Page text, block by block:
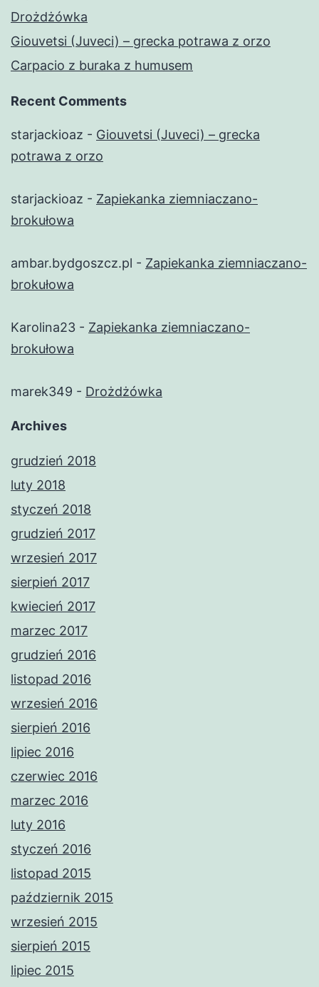
Drożdżówka
Giouvetsi (Juveci) – grecka potrawa z orzo
Carpacio z buraka z humusem
Recent Comments
starjackioaz - Giouvetsi (Juveci) – grecka
potrawa z orzo
starjackioaz - Zapiekanka ziemniaczano-
brokułowa
ambar.bydgoszcz.pl - Zapiekanka ziemniaczano-
brokułowa
Karolina23 - Zapiekanka ziemniaczano-
brokułowa
marek349 - Drożdżówka
Archives
grudzień 2018
luty 2018
styczeń 2018
grudzień 2017
wrzesień 2017
sierpień 2017
kwiecień 2017
marzec 2017
grudzień 2016
listopad 2016
wrzesień 2016
sierpień 2016
lipiec 2016
czerwiec 2016
marzec 2016
luty 2016
styczeń 2016
listopad 2015
październik 2015
wrzesień 2015
sierpień 2015
lipiec 2015